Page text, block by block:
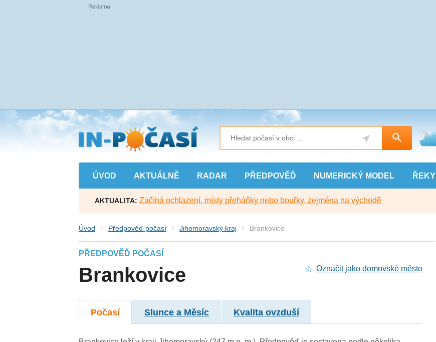
Přejít
na
hlavní
obsah
ÚVOD AKTUÁLNĚ RADAR PŘEDPOVĚĎ NUMERICKÝ MODEL ŘEKY
AKTUALITA: Začíná ochlazení, místy přeháňky nebo bouřky, zejména na východě
Úvod Předpověď počasí Jihomoravský kraj Brankovice
PŘEDPOVĚĎ POČASÍ
Brankovice Označit jako domovské město
Počasí Slunce a Měsíc Kvalita ovzduší